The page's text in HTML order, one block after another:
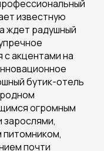
известную
ждет радушный
с акцентами на
бутик-отель
огромным
почти